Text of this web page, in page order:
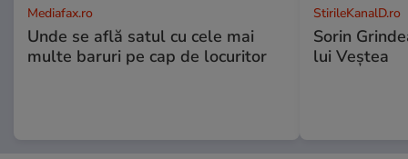
Mediafax.ro
Unde se află satul cu cele mai
multe baruri pe cap de locuritor
StirileKanalD.ro
Sorin
lui Veștea